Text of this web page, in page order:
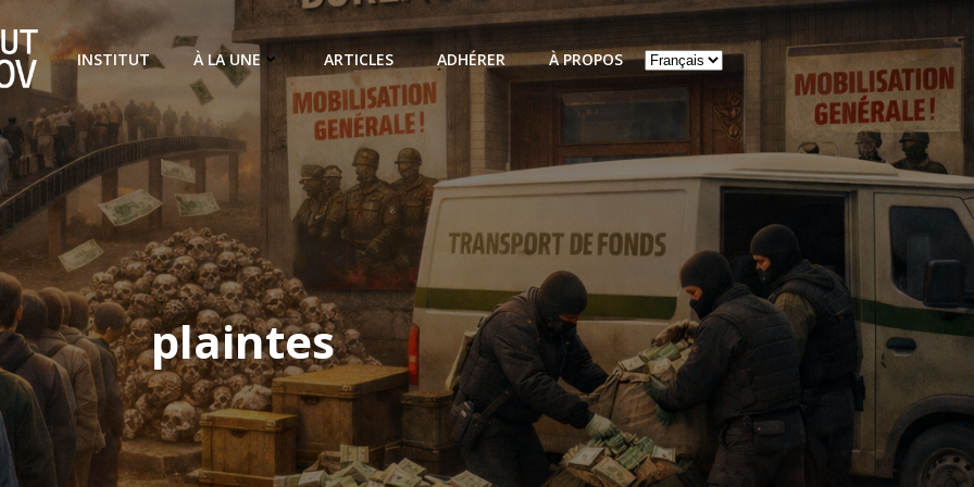
INSTITUT À LA UNE ARTICLES ADHÉRER À PROPOS
Choisir
plaintes